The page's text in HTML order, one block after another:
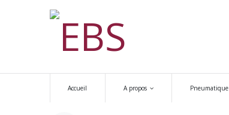
Accueil A propos Pneumatique